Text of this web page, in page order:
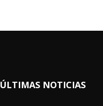
ÚLTIMAS NOTICIAS